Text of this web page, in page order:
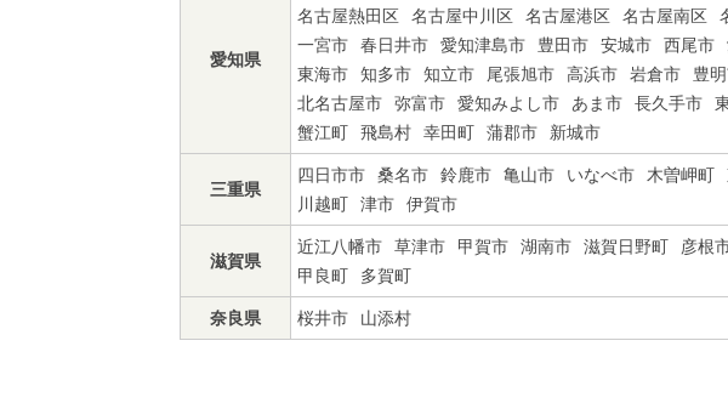
愛知県
名古屋熱田区
名古屋中川区 名古屋港区 名古屋南区
一宮市
春日井市 愛知津島市 豊田市 安城市 西尾市
東海市
知多市 知立市 尾張旭市 高浜市 岩倉市 豊
北名古屋市
弥富市 愛知みよし市 あま市 長久手市
蟹江町
飛島村 幸田町 蒲郡市 新城市
三重県
四日市市 桑名市 鈴鹿市 亀山市 いなべ市 木曽岬町
川越町
津市 伊賀市
滋賀県
近江八幡市 草津市 甲賀市 湖南市 滋賀日野町 彦根
甲良町
多賀町
奈良県 桜井市 山添村